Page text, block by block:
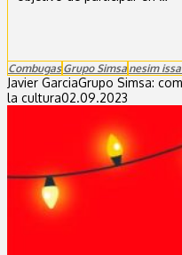
Combugas Grupo Simsa nesim
Javier GarciaGrupo Simsa:
la cultura02.09.2023